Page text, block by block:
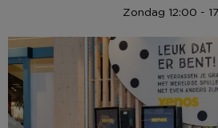
Zondag 12:00 -